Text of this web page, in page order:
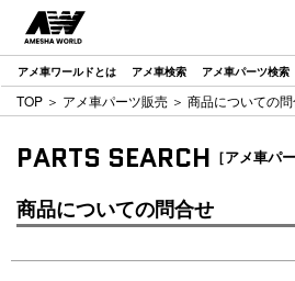
アメ車ワールドとは アメ車検索 アメ車パーツ検索
TOP ＞ アメ車パーツ販売 ＞ 商品についての
PARTS SEARCH ［アメ車パ
商品についての問合せ